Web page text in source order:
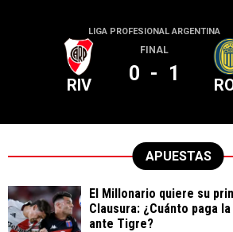
LIGA PROFESIONAL ARGENTINA
RIV
FINAL
0 - 1
APUESTAS
El Millonario quiere su
Clausura: ¿Cuánto paga
ante Tigre?